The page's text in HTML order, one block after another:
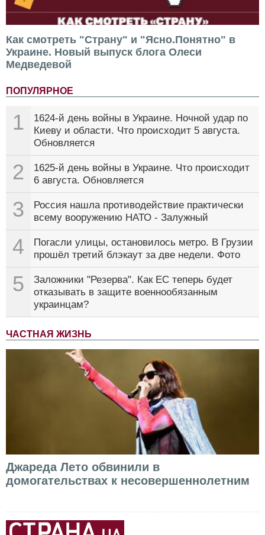
Как смотреть "Страну" и "Ясно.Понятно" в
Украине. Новый выпуск блога Олеси
Медведевой
ПОПУЛЯРНОЕ
1
1624-й день войны в Украине. Ночной удар по
Киеву и области. Что происходит 5 августа.
Обновляется
2
1625-й день войны в Украине. Что происходит
6 августа. Обновляется
3
Россия нашла противодействие практически
всему вооружению НАТО - Залужный
4
Погасли улицы, остановилось метро. В Грузии
прошёл третий блэкаут за две недели. Фото
5
Заложники "Резерва". Как ЕС теперь будет
отказывать в защите военнообязанным
украинцам?
ЧАСТНАЯ ЖИЗНЬ
Джареда Лето обвинили в
домогательствах к несовершеннолетним